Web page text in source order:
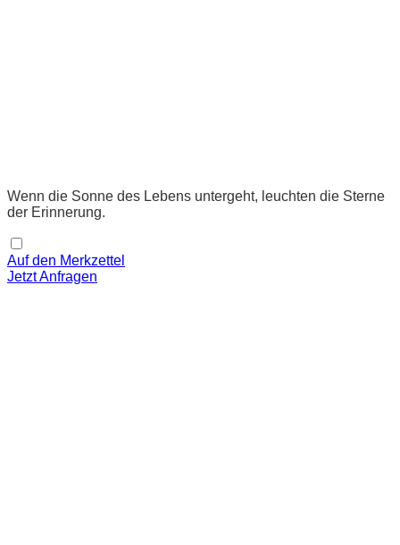
Wenn die Sonne des Lebens untergeht, leuchten die Sterne
der Erinnerung.
Auf den Merkzettel
Jetzt Anfragen